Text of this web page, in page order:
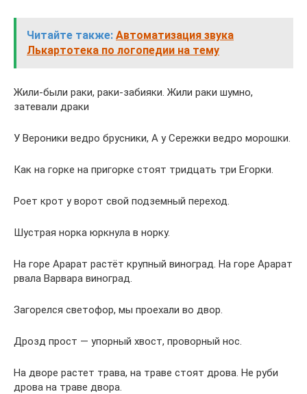
Читайте также: Автоматизация звука
Лькартотека по логопедии на тему
Жили-были раки, раки-забияки. Жили раки шумно,
затевали драки
У Вероники ведро брусники, А у Сережки ведро морошки.
Как на горке на пригорке стоят тридцать три Егорки.
Роет крот у ворот свой подземный переход.
Шустрая норка юркнула в норку.
На горе Арарат растёт крупный виноград. На горе Арарат
рвала Варвара виноград.
Загорелся светофор, мы проехали во двор.
Дpозд пpост — упорный хвост, проворный нос.
На дворе растет трава, на траве стоят дрова. Не руби
дрова на траве двора.